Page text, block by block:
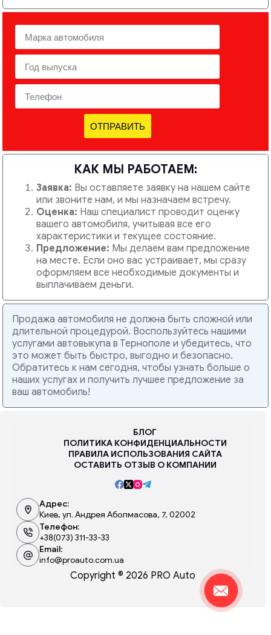
ОТПРАВИТЬ
КАК МЫ РАБОТАЕМ:
Заявка: Вы оставляете заявку на нашем сайте
или звоните нам, и мы назначаем встречу.
Оценка: Наш специалист проводит оценку
вашего автомобиля, учитывая все его
характеристики и текущее состояние.
Предложение: Мы делаем вам предложение
на месте. Если оно вас устраивает, мы сразу
оформляем все необходимые документы и
выплачиваем деньги.
Продажа автомобиля не должна быть сложной или
длительной процедурой. Воспользуйтесь нашими
услугами автовыкупа в Тернополе и убедитесь, что
это может быть быстро, выгодно и безопасно.
Обратитесь к нам сегодня, чтобы узнать больше о
наших услугах и получить лучшее предложение за
ваш автомобиль!
БЛОГ
ПОЛИТИКА КОНФИДЕНЦИАЛЬНОСТИ
ПРАВИЛА ИСПОЛЬЗОВАНИЯ САЙТА
ОСТАВИТЬ ОТЗЫВ О КОМПАНИИ
Адрес:
Киев, ул. Андрея Аболмасова, 7, 02002
Телефон:
+38(073) 311-33-33
Email:
info@proauto.com.ua
Copyright © 2026 PRO Auto